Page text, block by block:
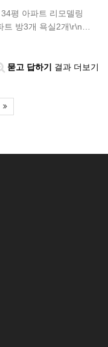
평 아파트 리모델링
트 방3개 욕실2개\r\n…
묻고 답하기 결과 더보기